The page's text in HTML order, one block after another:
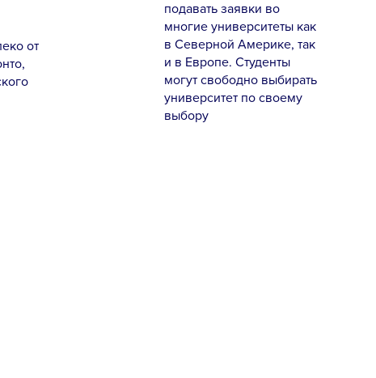
от
подавать заявки во
многие университеты как
в Северной Америке, так
и в Европе. Студенты
могут свободно выбирать
университет по своему
выбору